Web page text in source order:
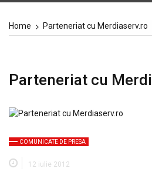
Home Parteneriat cu Merdiaserv.ro
Parteneriat cu
COMUNICATE DE PRESA
12 iulie 2012